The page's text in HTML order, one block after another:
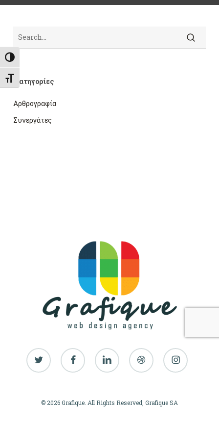
Εναλλαγή Υψηλής Αντίθεσης
Εναλλαγή Μεγέθους Γραμμάτων
Kατηγορίες
Αρθρογραφία
Συνεργάτες
twitter facebook linkedin dribbble instagram
© 2026 Grafique. All Rights Reserved, Grafique SA